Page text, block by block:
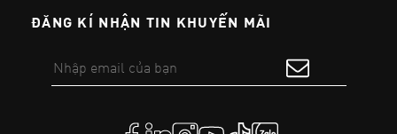
ĐĂNG KÍ NHẬN TIN KHUYẾN MÃI